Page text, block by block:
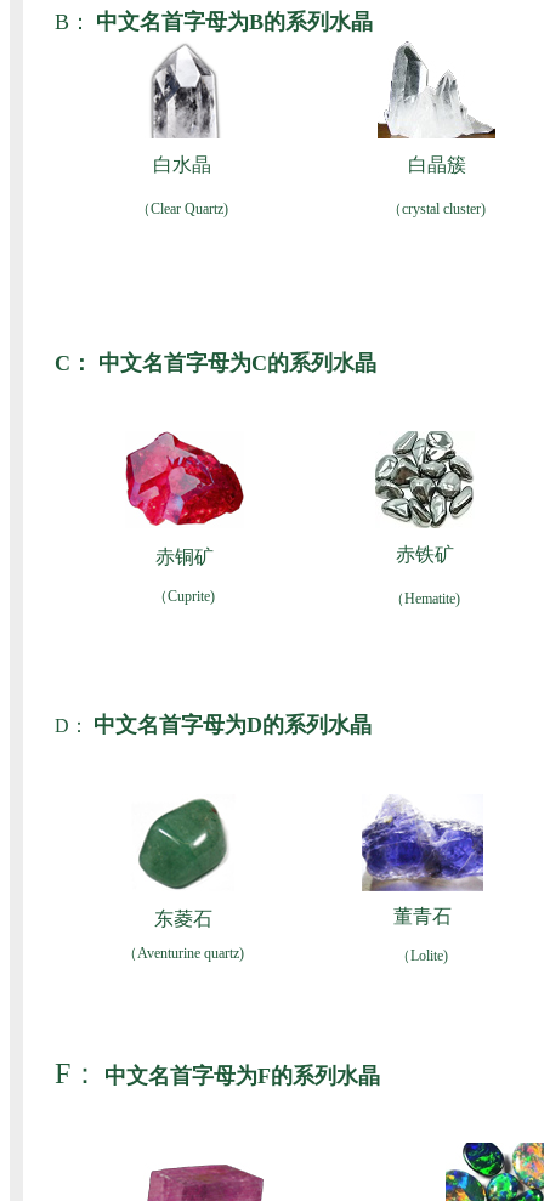
B： 中文名首字母为B的系列水晶
白水晶
（Clear Quartz)
白晶簇
（crystal cluster)
C： 中文名首字母为C的系列水晶
赤铜矿
（Cuprite)
赤铁矿
（Hematite)
D： 中文名首字母为D的系列水晶
东菱石
（Aventurine quartz)
董青石
（Lolite)
F： 中文名首字母为F的系列水晶